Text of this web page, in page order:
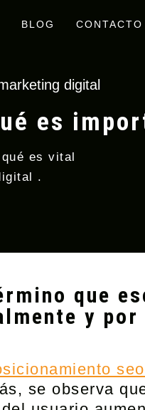
BLOG CONTACTO
digital
es
es vital
.
que
y por
se observa